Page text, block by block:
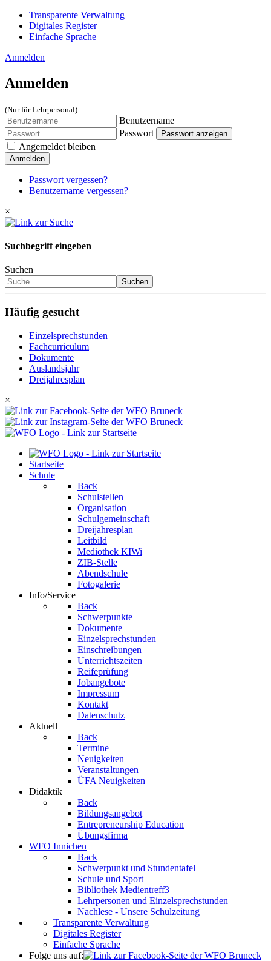
Transparente Verwaltung
Digitales Register
Einfache Sprache
Anmelden
Anmelden
(Nur für Lehrpersonal)
Benutzername
Passwort
Passwort anzeigen
Angemeldet bleiben
Anmelden
Passwort vergessen?
Benutzername vergessen?
×
Suchbegriff eingeben
Suchen
Suchen
Häufig gesucht
Einzelsprechstunden
Fachcurriculum
Dokumente
Auslandsjahr
Dreijahresplan
×
Startseite
Schule
Back
Schulstellen
Organisation
Schulgemeinschaft
Dreijahresplan
Leitbild
Mediothek KIWi
ZIB-Stelle
Abendschule
Fotogalerie
Info/Service
Back
Schwerpunkte
Dokumente
Einzelsprechstunden
Einschreibungen
Unterrichtszeiten
Reifeprüfung
Jobangebote
Impressum
Kontakt
Datenschutz
Aktuell
Back
Termine
Neuigkeiten
Veranstaltungen
ÜFA Neuigkeiten
Didaktik
Back
Bildungsangebot
Entrepreneurship Education
Übungsfirma
WFO Innichen
Back
Schwerpunkt und Stundentafel
Schule und Sport
Bibliothek Medientreff3
Lehrpersonen und Einzelsprechstunden
Nachlese - Unsere Schulzeitung
Transparente Verwaltung
Digitales Register
Einfache Sprache
Folge uns auf: